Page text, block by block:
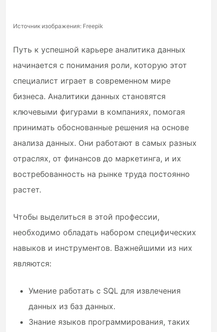
Источник изображения: Freepik
Путь к успешной карьере аналитика данных
начинается с понимания роли, которую этот
специалист играет в современном мире
бизнеса. Аналитики данных становятся
ключевыми фигурами в компаниях, помогая
принимать обоснованные решения на основе
анализа данных. Они работают в самых разных
отраслях, от финансов до маркетинга, и их
востребованность на рынке труда постоянно
растет.
Чтобы выделиться в этой профессии,
необходимо обладать набором специфических
навыков и инструментов. Важнейшими из них
являются:
Умение работать с SQL для извлечения
данных из баз данных.
Знание языков программирования, таких